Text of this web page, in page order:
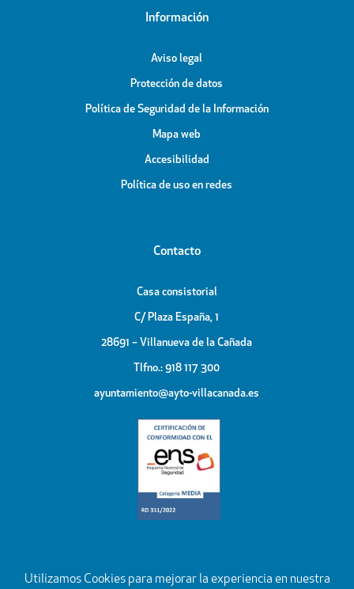
Información
Aviso legal
Protección de datos
Política de Seguridad de la Información
Mapa web
Accesibilidad
Política de uso en redes
Contacto
Casa consistorial
C/ Plaza España, 1
28691 – Villanueva de la Cañada
Tlfno.: 918 117 300
ayuntamiento@ayto-villacanada.es